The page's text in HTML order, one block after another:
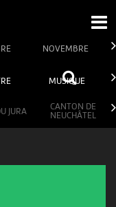
NOVEMBRE
MUSIQUE
JURA
CANTON DE
NEUCHÂTEL